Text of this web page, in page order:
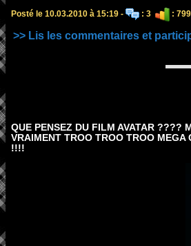
Posté le 10.03.2010 à 15:19 - : 3 : 799
>> Lis les commentaires et
QUE PENSEZ DU FILM AVATAR ????
VRAIMENT TROO TROO TROO
!!!!